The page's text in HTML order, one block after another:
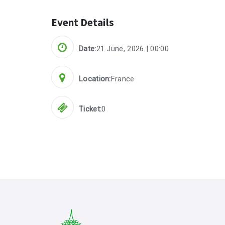
Event Details
Date:21 June, 2026 | 00:00
Location:France
Ticket:0